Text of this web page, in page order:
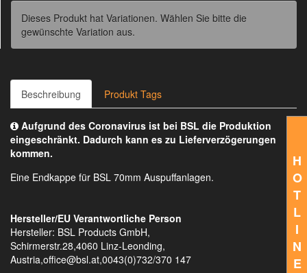
H
O
T
L
I
N
E
Dieses Produkt hat Variationen. Wählen Sie bitte die
gewünschte Variation aus.
Beschreibung Produkt Tags
Aufgrund des Coronavirus ist bei BSL die Produktion
eingeschränkt. Dadurch kann es zu Lieferverzögerungen
kommen.
Eine Endkappe für BSL 70mm Auspuffanlagen.
Hersteller/EU Verantwortliche Person
Hersteller: BSL Products GmbH,
Schirmerstr.28,4060 Linz-Leonding,
Austria,office@bsl.at,0043(0)732/370 147